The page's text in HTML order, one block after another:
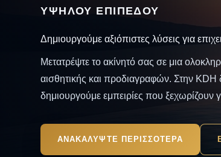
ΥΨΗΛΟΎ ΕΠΙΠΈΔΟΥ
Δημιουργούμε αξιόπιστες λύσεις για
Μετατρέψτε το ακίνητό σας σε μια
αισθητικής και προδιαγραφών. Στην KDH δεν διαχειριζόμαστε απλώς καταλύματα —
δημιουργούμε εμπειρίες που ξεχωρίζουν
λεπτομέρεια. Αναλαμβάνουμε πλήρως τη
τους επισκέπτες και τον συντονισμό
ΑΝΑΚΑΛΥΨΤΕ ΠΕΡΙΣΣΟΤΕΡΑ